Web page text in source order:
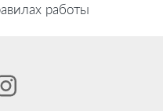
работы